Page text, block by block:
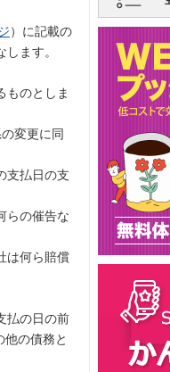
）に記載の
ます。
ものとしま
変更に同
支払日の支
らの催告な
は何ら賠償
払の日の前
の債務と